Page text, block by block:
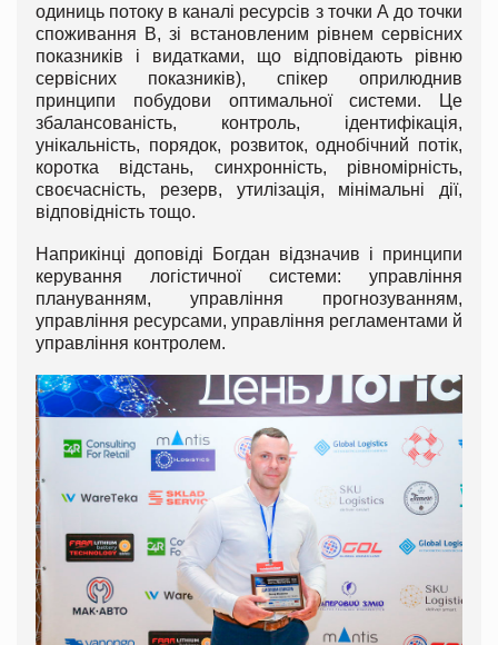
одиниць потоку в каналі ресурсів з точки А до точки
споживання В, зі встановленим рівнем сервісних
показників і видатками, що відповідають рівню
сервісних показників), спікер оприлюднив
принципи побудови оптимальної системи. Це
збалансованість, контроль, ідентифікація,
унікальність, порядок, розвиток, однобічний потік,
коротка відстань, синхронність, рівномірність,
своєчасність, резерв, утилізація, мінімальні дії,
відповідність тощо.
Наприкінці доповіді Богдан відзначив і принципи
керування логістичної системи: управління
плануванням, управління прогнозуванням,
управління ресурсами, управління регламентами й
управління контролем.